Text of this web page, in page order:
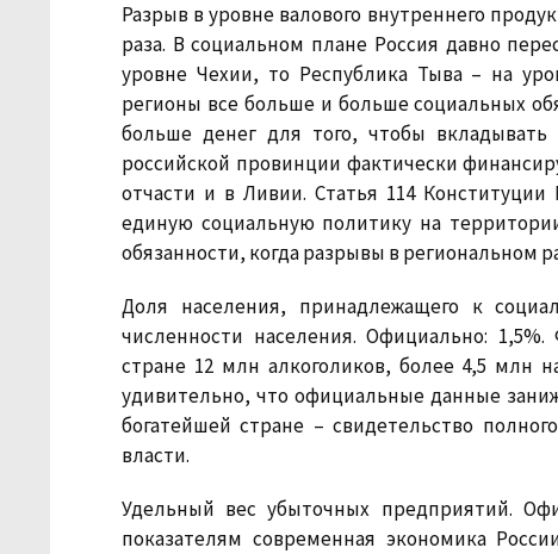
Разрыв в уровне валового внутреннего
раза. В социальном плане Россия давно
уровне Чехии, то Республика Тыва – на
регионы все больше и больше социальных
больше денег для того, чтобы
российской провинции фактически
отчасти и в Ливии. Статья 114
единую социальную политику на
обязанности, когда разрывы в региональном
Доля населения, принадлежащего к
численности населения.Официально:
стране 12 млн алкоголиков, более 4,5 млн
удивительно, что официальные данные
богатейшей стране – свидетельство
власти.
Удельный вес убыточных предприятий.
показателям современная экономика